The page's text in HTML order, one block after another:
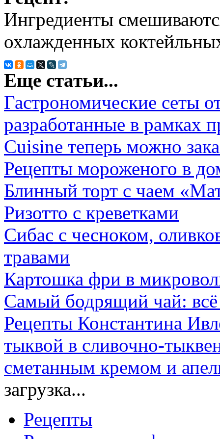
Ингредиенты
охлажденных
Еще статьи...
Гастрономические сеты
разработанные в рамках
Cuisine теперь можно
Рецепты мороженого в
Блинный торт с чаем
Ризотто с креветками
Сибас с чесноком,
травами
Картошка фри в
Самый бодрящий чай: всё
Рецепты Константина
тыквой в сливочно-
сметанным кремом и
загрузка...
Рецепты